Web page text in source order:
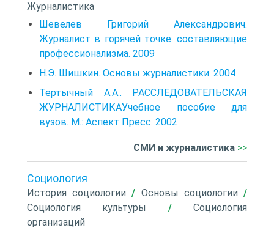
Журналистика
Шевелев Григорий Александрович.
Журналист в горячей точке: составляющие
профессионализма. 2009
Н.Э. Шишкин. Основы журналистики. 2004
Тертычный А.А.. РАССЛЕДОВАТЕЛЬСКАЯ
ЖУРНАЛИСТИКАУчебное пособие для
вузов. М.: Аспект Пресс. 2002
СМИ и журналистика >>
Социология
История социологии / Основы социологии/
Социология культуры /Социология
организаций